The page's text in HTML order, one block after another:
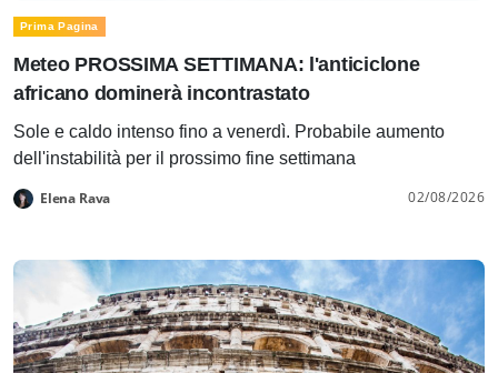
Prima Pagina
Meteo PROSSIMA SETTIMANA: l'anticiclone
africano dominerà incontrastato
Sole e caldo intenso fino a venerdì. Probabile aumento
dell'instabilità per il prossimo fine settimana
Elena Rava 02/08/2026